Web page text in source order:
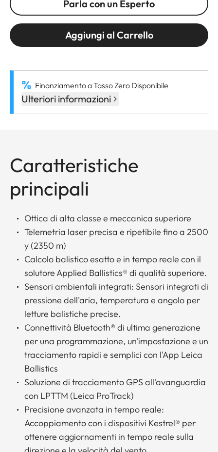
Parla con un Esperto
Aggiungi al Carrello
Finanziamento a Tasso Zero Disponibile
Ulteriori informazioni
Caratteristiche
principali
Ottica di alta classe e meccanica superiore
Telemetria laser precisa e ripetibile fino a 2500
y (2350 m)
Calcolo balistico esatto e in tempo reale con il
solutore Applied Ballistics® di qualità superiore.
Sensori ambientali integrati: Sensori integrati di
pressione dell'aria, temperatura e angolo per
letture balistiche precise.
Connettività Bluetooth® di ultima generazione
per una programmazione, un'impostazione e un
tracciamento rapidi e semplici con l'App Leica
Ballistics
Soluzione di tracciamento GPS all'avanguardia
con LPTTM (Leica ProTrack)
Precisione avanzata in tempo reale:
Accoppiamento con i dispositivi Kestrel® per
ottenere aggiornamenti in tempo reale sulla